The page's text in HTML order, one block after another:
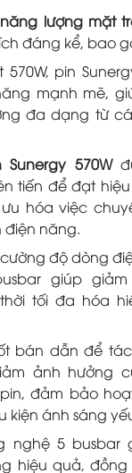
lượng mặt
đáng kể, bao
570W, pin
mạnh mẽ,
đa dạng từ
Sunergy 570W
tiến để đạt
hóa việc
điện năng.
độ dòng
giúp
tối đa hóa
bán dẫn để
ảnh hưởng
đảm bảo
kiện ánh sáng
nghệ 5 busbar
hiệu quả, đồng